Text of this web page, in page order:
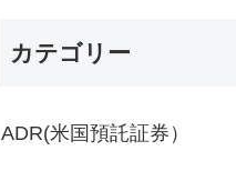
カテゴリー
ADR(米国預託証券）